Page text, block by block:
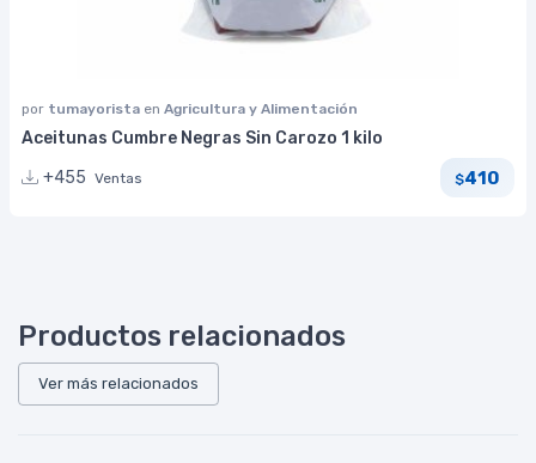
por tumayorista en Agricultura y Alimentación
Aceitunas Cumbre Negras Sin Carozo 1 kilo
+455 Ventas $410
Productos relacionados
Ver más relacionados